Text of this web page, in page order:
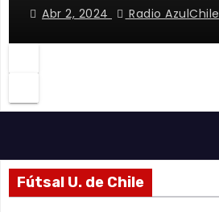
Abr 2, 2024 Radio AzulChile
Fútsal U. de Chile